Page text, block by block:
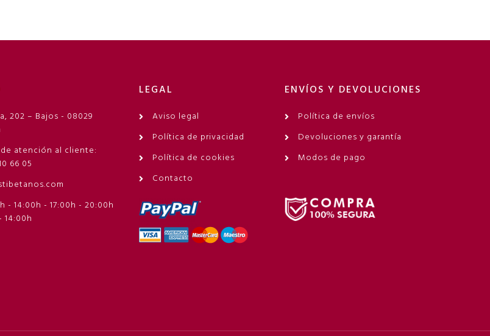
202 – Bajos - 08029
atención al cliente:
66 05
- 14:00h - 17:00h - 20:00h
14:00h
LEGAL
Aviso legal
Política de privacidad
Política de cookies
Contacto
ENVÍOS Y DEVOLUCIONES
Política de envíos
Devoluciones y garantía
Modos de pago